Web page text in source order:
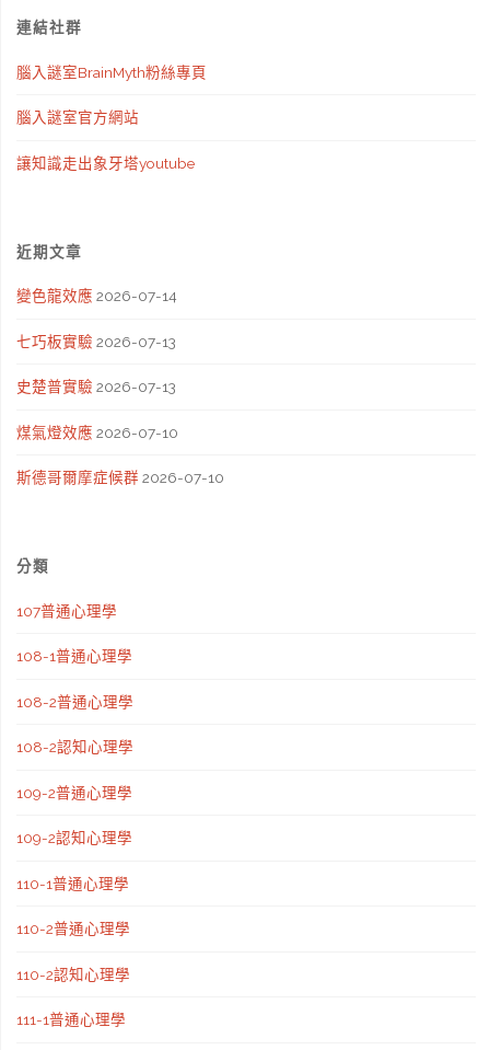
連結社群
腦入謎室BrainMyth粉絲專頁
腦入謎室官方網站
讓知識走出象牙塔youtube
近期文章
變色龍效應 2026-07-14
七巧板實驗 2026-07-13
史楚普實驗 2026-07-13
煤氣燈效應 2026-07-10
斯德哥爾摩症候群 2026-07-10
分類
107普通心理學
108-1普通心理學
108-2普通心理學
108-2認知心理學
109-2普通心理學
109-2認知心理學
110-1普通心理學
110-2普通心理學
110-2認知心理學
111-1普通心理學